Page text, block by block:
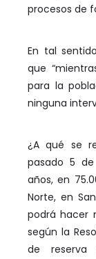
procesos de
En tal
que
para la
ninguna
¿A qué se
pasado 5
años, en
Norte, en
podrá hacer
según la
de reserva